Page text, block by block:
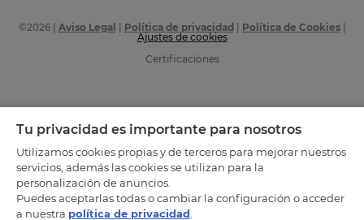
©2026| Aviso Legal Política de privacidad Política de Cookies|
Ajustes de cookies
Certificaciones
Tu privacidad es importante para nosotros
Utilizamos cookies propias y de terceros para mejorar nuestros
servicios, además las cookies se utilizan para la
personalización de anuncios.
Puedes aceptarlas todas o cambiar la configuración o acceder
a nuestra política de privacidad